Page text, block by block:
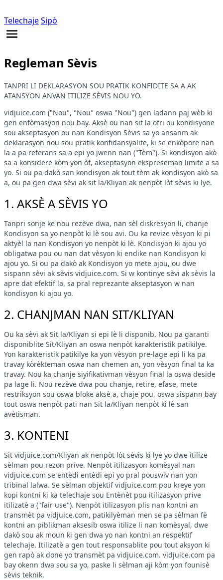
TelechajeSipò
Regleman Sèvis
TANPRI LI DEKLARASYON SOU PRATIK KONFIDITE SA A AK
ATANSYON ANVAN ITILIZE SÈVIS NOU YO.
vidjuice.com ("Nou", "Nou" oswa "Nou") gen ladann paj wèb ki
gen enfòmasyon nou bay. Aksè ou nan sit la ofri ou kondisyone
sou akseptasyon ou nan Kondisyon Sèvis sa yo ansanm ak
deklarasyon nou sou pratik konfidansyalite, ki se enkòpore nan
la a pa referans sa a epi yo jwenn nan ("Tèm"). Si kondisyon akò
sa a konsidere kòm yon òf, akseptasyon ekspreseman limite a sa
yo. Si ou pa dakò san kondisyon ak tout tèm ak kondisyon akò sa
a, ou pa gen dwa sèvi ak sit la/Kliyan ak nenpòt lòt sèvis ki lye.
1. AKSÈ A SÈVIS YO
Tanpri sonje ke nou rezève dwa, nan sèl diskresyon li, chanje
Kondisyon sa yo nenpòt ki lè sou avi. Ou ka revize vèsyon ki pi
aktyèl la nan Kondisyon yo nenpòt ki lè. Kondisyon ki ajou yo
obligatwa pou ou nan dat vèsyon ki endike nan Kondisyon ki
ajou yo. Si ou pa dakò ak Kondisyon yo mete ajou, ou dwe
sispann sèvi ak sèvis vidjuice.com. Si w kontinye sèvi ak sèvis la
apre dat efektif la, sa pral reprezante akseptasyon w nan
kondisyon ki ajou yo.
2. CHANJMAN NAN SIT/KLIYAN
Ou ka sèvi ak Sit la/Kliyan si epi lè li disponib. Nou pa garanti
disponiblite Sit/Kliyan an oswa nenpòt karakteristik patikilye.
Yon karakteristik patikilye ka yon vèsyon pre-lage epi li ka pa
travay kòrèkteman oswa nan chemen an, yon vèsyon final ta ka
travay. Nou ka chanje siyifikativman vèsyon final la oswa deside
pa lage li. Nou rezève dwa pou chanje, retire, efase, mete
restriksyon sou oswa bloke aksè a, chaje pou, oswa sispann bay
tout oswa nenpòt pati nan Sit la/Kliyan nenpòt ki lè san
avètisman.
3. KONTENI
Sit vidjuice.com/Kliyan ak nenpòt lòt sèvis ki lye yo dwe itilize
sèlman pou rezon prive. Nenpòt itilizasyon komèsyal nan
vidjuice.com se entèdi entèdi epi yo pral pouswiv nan yon
tribinal lalwa. Se sèlman objektif vidjuice.com pou kreye yon
kopi kontni ki ka telechaje sou Entènèt pou itilizasyon prive
itilizatè a ("fair use"). Nenpòt itilizasyon plis nan kontni an
transmèt pa vidjuice.com, patikilyèman men se pa sèlman fè
kontni an piblikman aksesib oswa itilize li nan komèsyal, dwe
dakò sou ak moun ki gen dwa yo nan kontni an respektif
telechaje. Itilizatè a gen tout responsablite pou tout aksyon ki
gen rapò ak done yo transmèt pa vidjuice.com. vidjuice.com pa
bay okenn dwa sou sa yo, paske li sèlman aji kòm yon founisè
sèvis teknik.